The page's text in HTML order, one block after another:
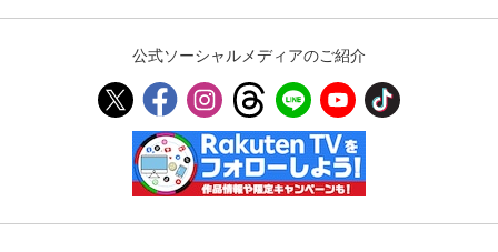
公式ソーシャルメディアのご紹介